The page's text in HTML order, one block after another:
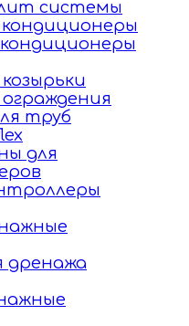
системы
труб
для
дренажа